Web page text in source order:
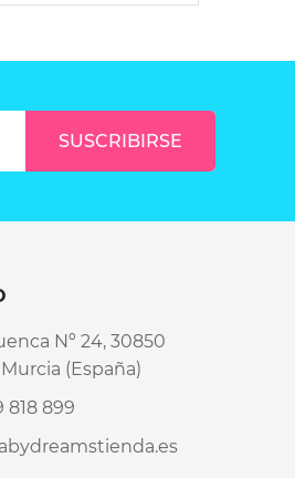
Nº 24, 30850
(España)
818 899